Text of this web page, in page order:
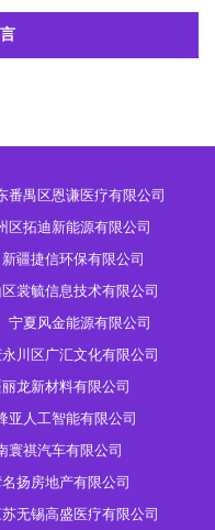
番禺区恩谦医疗有限公司
区拓迪新能源有限公司
新疆捷信环保有限公司
裳毓信息技术有限公司
宁夏风金能源有限公司
川区广汇文化有限公司
龙新材料有限公司
亚人工智能有限公司
寰祺汽车有限公司
扬房地产有限公司
无锡高盛医疗有限公司